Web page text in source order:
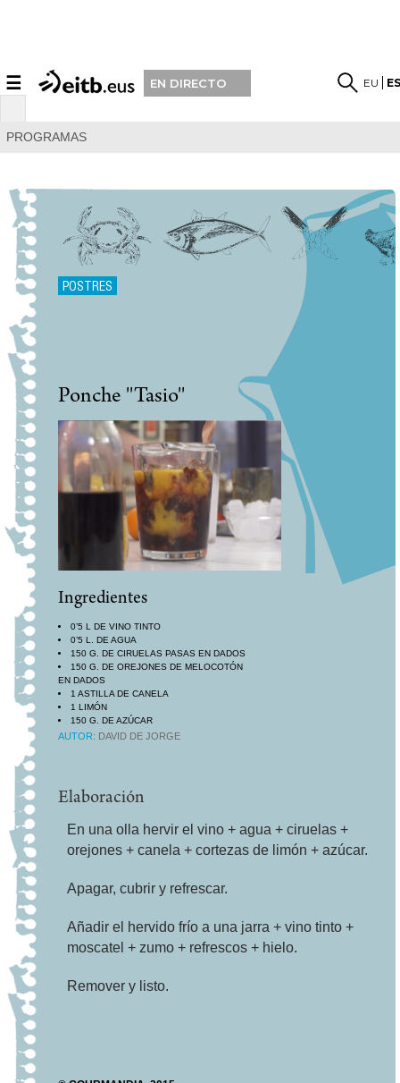
☰ EN DIRECTO EU
PROGRAMAS
POSTRES
Ponche ''Tasio''
Ingredientes
0’5 L DE VINO TINTO
0’5 L. DE AGUA
150 G. DE CIRUELAS PASAS EN DADOS
150 G. DE OREJONES DE MELOCOTÓN
EN DADOS
1 ASTILLA DE CANELA
1 LIMÓN
150 G. DE AZÚCAR
0’5 L DE VINO TINTO
1 REFRESCO DE NARANJA
HIELOS A CASCOPORRO
AUTOR: DAVID DE JORGE
Elaboración
En una olla hervir el vino + agua + ciruelas +
orejones + canela + cortezas de limón + azúcar.
Apagar, cubrir y refrescar.
Añadir el hervido frío a una jarra + vino tinto +
moscatel + zumo + refrescos + hielo.
Remover y listo.